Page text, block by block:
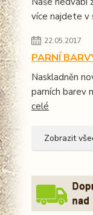
více najdete v
22.05.2017
PARNÍ
Naskladněn
parních barev
celé
Zobrazit